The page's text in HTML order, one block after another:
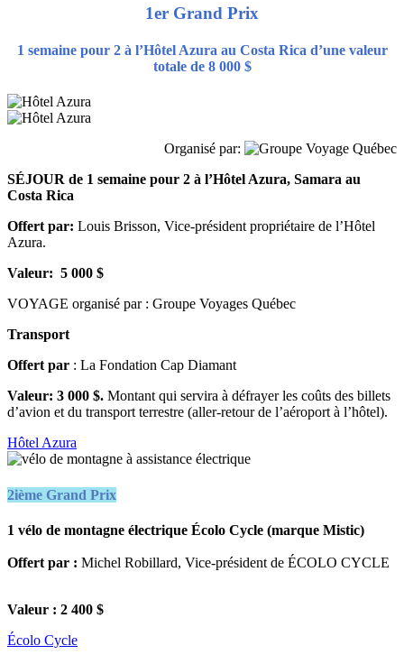
1er Grand Prix
1 semaine pour 2 à l’Hôtel Azura au Costa Rica d’une valeur
totale de 8 000 $
Organisé par:
SÉJOUR de 1 semaine pour 2 à l’Hôtel Azura, Samara au
Costa Rica
Offert par: Louis Brisson, Vice-président propriétaire de l’Hôtel
Azura.
Valeur: 5 000 $
VOYAGE organisé par : Groupe Voyages Québec
Transport
Offert par : La Fondation Cap Diamant
Valeur: 3 000 $. Montant qui servira à défrayer les coûts des billets
d’avion et du transport terrestre (aller-retour de l’aéroport à l’hôtel).
Hôtel Azura
2ième Grand Prix
1 vélo de montagne électrique Écolo Cycle (marque Mistic)
Offert par : Michel Robillard, Vice-président de ÉCOLO CYCLE
Valeur : 2 400 $
Écolo Cycle